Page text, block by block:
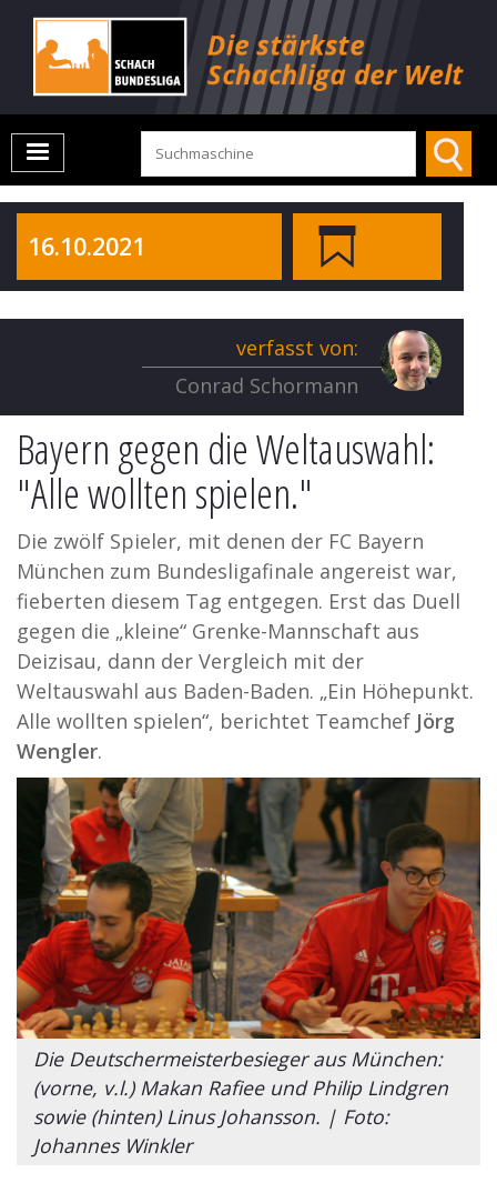
16.10.2021
verfasst von:
Conrad Schormann
Bayern gegen die Weltauswahl:
"Alle wollten spielen."
Die zwölf Spieler, mit denen der FC Bayern
München zum Bundesligafinale angereist war,
fieberten diesem Tag entgegen. Erst das Duell
gegen die „kleine“ Grenke-Mannschaft aus
Deizisau, dann der Vergleich mit der
Weltauswahl aus Baden-Baden. „Ein Höhepunkt.
Alle wollten spielen“, berichtet Teamchef Jörg
Wengler.
Die Deutschermeisterbesieger aus München:
(vorne, v.l.) Makan Rafiee und Philip Lindgren
sowie (hinten) Linus Johansson. | Foto:
Johannes Winkler